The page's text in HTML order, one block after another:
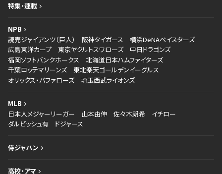
特集・連載
NPB
読売ジャイアンツ（巨人）
阪神タイガース
横浜DeNAベイスターズ
広島東洋カープ
東京ヤクルトスワローズ
中日ドラゴンズ
福岡ソフトバンクホークス
北海道日本ハムファイターズ
千葉ロッテマリーンズ
東北楽天ゴールデンイーグルス
オリックス・バファローズ
埼玉西武ライオンズ
MLB
日本人メジャーリーガー
山本由伸 佐々木朗希
イチロー
ダルビッシュ有
ドジャース
侍ジャパン
高校・アマ